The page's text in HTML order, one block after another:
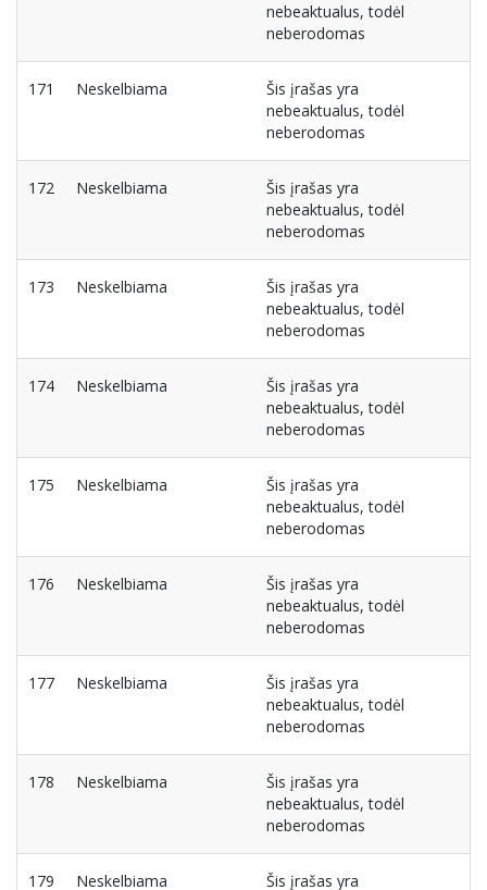
nebeaktualus, todėl
neberodomas
171 Neskelbiama
Šis įrašas yra
nebeaktualus, todėl
neberodomas
172 Neskelbiama
Šis įrašas yra
nebeaktualus, todėl
neberodomas
173 Neskelbiama
Šis įrašas yra
nebeaktualus, todėl
neberodomas
174 Neskelbiama
Šis įrašas yra
nebeaktualus, todėl
neberodomas
175 Neskelbiama
Šis įrašas yra
nebeaktualus, todėl
neberodomas
176 Neskelbiama
Šis įrašas yra
nebeaktualus, todėl
neberodomas
177 Neskelbiama
Šis įrašas yra
nebeaktualus, todėl
neberodomas
178 Neskelbiama
Šis įrašas yra
nebeaktualus, todėl
neberodomas
179 Neskelbiama
Šis įrašas yra